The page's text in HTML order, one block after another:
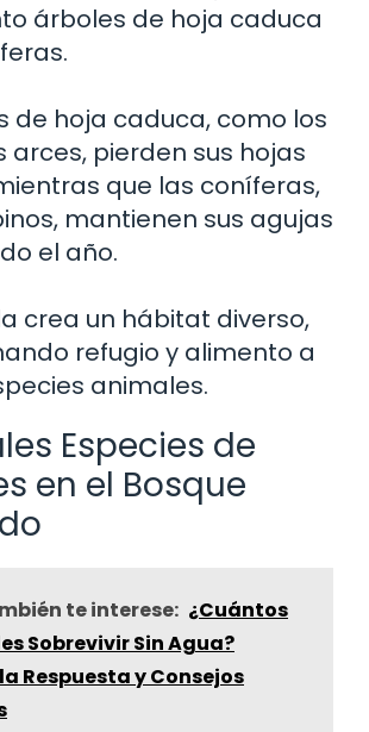
árboles de hoja caduca
de hoja caduca, como los
arces, pierden sus hojas
que las coníferas,
mantienen sus agujas
el año.
crea un hábitat diverso,
refugio y alimento a
animales.
Especies de
en el Bosque
te interese: ¿Cuántos
Sobrevivir Sin Agua?
Respuesta y Consejos